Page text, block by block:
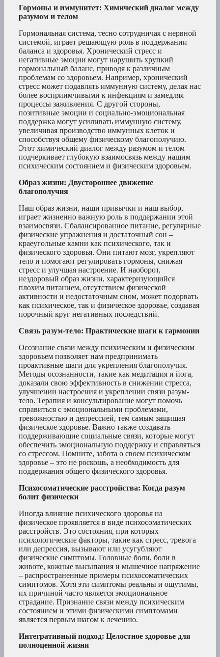
Гормоны и иммунитет: Химический диалог между
разумом и телом
Гормональная система, тесно сотрудничая с нервной
системой, играет решающую роль в поддержании
баланса и здоровья. Хронический стресс и
негативные эмоции могут нарушить хрупкий
гормональный баланс, приводя к различным
проблемам со здоровьем. Например, хронический
стресс может подавлять иммунную систему, делая нас
более восприимчивыми к инфекциям и замедляя
процессы заживления. С другой стороны,
позитивные эмоции и социально-эмоциональная
поддержка могут усиливать иммунную систему,
увеличивая производство иммунных клеток и
способствуя общему физическому благополучию.
Этот химический диалог между разумом и телом
подчеркивает глубокую взаимосвязь между нашим
психическим состоянием и физическим здоровьем.
Образ жизни: Двустороннее движение
благополучия
Наш образ жизни, наши привычки и наш выбор,
играет жизненно важную роль в поддержании этой
взаимосвязи. Сбалансированное питание, регулярные
физические упражнения и достаточный сон –
краеугольные камни как психического, так и
физического здоровья. Они питают мозг, укрепляют
тело и помогают регулировать гормоны, снижая
стресс и улучшая настроение. И наоборот,
нездоровый образ жизни, характеризующийся
плохим питанием, отсутствием физической
активности и недостаточным сном, может подорвать
как психическое, так и физическое здоровье, создавая
порочный круг негативных последствий.
Связь разум-тело: Практические шаги к гармонии
Осознание связи между психическим и физическим
здоровьем позволяет нам предпринимать
проактивные шаги для укрепления благополучия.
Методы осознанности, такие как медитация и йога,
доказали свою эффективность в снижении стресса,
улучшении настроения и укреплении связи разум-
тело. Терапия и консультирование могут помочь
справиться с эмоциональными проблемами,
тревожностью и депрессией, тем самым защищая
физическое здоровье. Важно также создавать
поддерживающие социальные связи, которые могут
обеспечить эмоциональную поддержку и справляться
со стрессом. Помните, забота о своем психическом
здоровье – это не роскошь, а необходимость для
поддержания общего физического здоровья.
Психосоматические расстройства: Когда разум
болит физически
Иногда влияние психического здоровья на
физическое проявляется в виде психосоматических
расстройств. Это состояния, при которых
психологические факторы, такие как стресс, тревога
или депрессия, вызывают или усугубляют
физические симптомы. Головные боли, боли в
животе, кожные высыпания и мышечное напряжение
– распространенные примеры психосоматических
симптомов. Хотя эти симптомы реальны и ощутимы,
их причиной часто является эмоциональное
страдание. Признание связи между психическим
состоянием и этими физическими симптомами
является первым шагом к лечению.
Интегративный подход: Целостное здоровье для
полноценной жизни